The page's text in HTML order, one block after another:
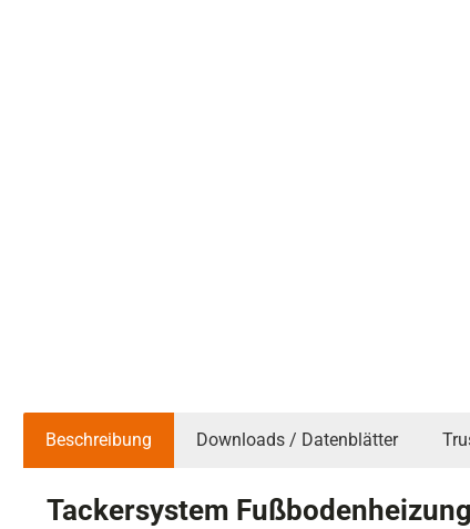
Beschreibung Downloads / Datenblätter
Tackersystem